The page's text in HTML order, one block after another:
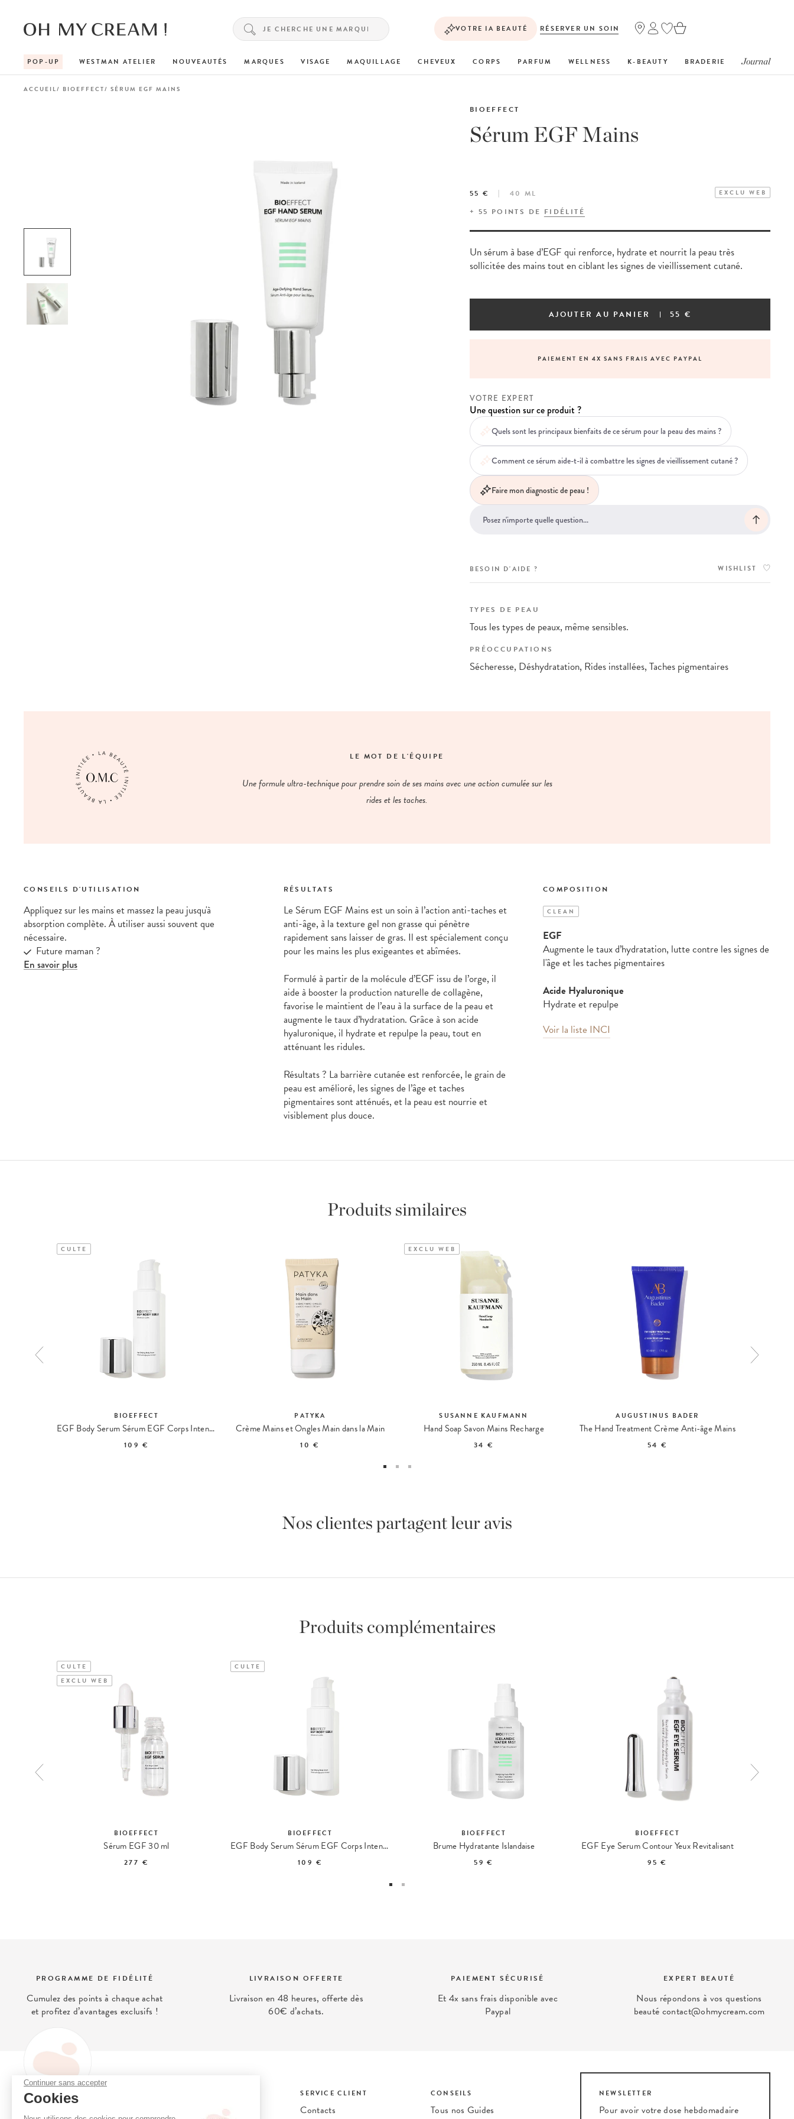
Continuer sans accepter
Cookies
VOTRE IA BEAUTÉ RÉSERVER UN SOIN
POP-UP WESTMAN ATELIER NOUVEAUTÉS MARQUES VISAGE MAQUILLAGE CHEVEUX CORPS PARFUM WELLNESS K-BEAUTY BRADERIE Journal
ACCUEIL BIOEFFECT SÉRUM EGF MAINS
Sérum EGF Mains
BIOEFFECT
55 € 40 ML EXCLU WEB
+ 55 POINTS DE FIDÉLITÉ
Un sérum à base d’EGF qui renforce, hydrate et nourrit la peau très
sollicitée des mains tout en ciblant les signes de vieillissement cutané.
AJOUTER AU PANIER 55 €
LIVRAISON OFFERTE DÈS 60€ D'ACHATS
VOTRE EXPERT
Une question sur ce produit ?
Quels sont les principaux bienfaits de ce sérum pour la peau des mains ?
Comment ce sérum aide-t-il à combattre les signes de vieillissement cutané ?
Faire mon diagnostic de peau !
BESOIN D'AIDE ? WISHLIST
TYPES DE PEAU
Tous les types de peaux, même sensibles.
PRÉOCCUPATIONS
Sécheresse, Déshydratation, Rides installées, Taches pigmentaires
LE MOT DE L'ÉQUIPE
Une formule ultra-technique pour prendre soin de ses mains avec une action cumulée sur les
rides et les taches.
CONSEILS D'UTILISATION RÉSULTATS COMPOSITION
Appliquez sur les mains et massez la peau jusqu'à
absorption complète. À utiliser aussi souvent que
nécessaire.
Future maman ?
En savoir plus
Le Sérum EGF Mains est un soin à l’action anti-taches et
anti-âge, à la texture gel non grasse qui pénètre
rapidement sans laisser de gras. Il est spécialement conçu
pour les mains les plus exigeantes et abîmées.
Formulé à partir de la molécule d’EGF issu de l’orge, il
aide à booster la production naturelle de collagène,
favorise le maintient de l’eau à la surface de la peau et
augmente le taux d’hydratation. Grâce à son acide
hyaluronique, il hydrate et repulpe la peau, tout en
atténuant les ridules.
Résultats ? La barrière cutanée est renforcée, le grain de
peau est amélioré, les signes de l’âge et taches
pigmentaires sont atténués, et la peau est nourrie et
visiblement plus douce.
CLEAN
EGF
Augmente le taux d’hydratation, lutte contre les signes de
l'âge et les taches pigmentaires
Acide Hyaluronique
Hydrate et repulpe
Voir la liste INCI
Produits similaires
CULTE
BIOEFFECT
EGF Body Serum Sérum EGF Corps Intensif
109 €
PATYKA
Crème Mains et Ongles Main dans la Main
10 €
EXCLU WEB
SUSANNE KAUFMANN
Hand Soap Savon Mains Recharge
34 €
AUGUSTINUS BADER
The Hand Treatment Crème Anti-âge Mains
54 €
Nos clientes partagent leur avis
Produits complémentaires
CULTE
EXCLU WEB
BIOEFFECT
Sérum EGF 30 ml
277 €
CULTE
BIOEFFECT
EGF Body Serum Sérum EGF Corps Intensif
109 €
BIOEFFECT
Brume Hydratante Islandaise
59 €
BIOEFFECT
EGF Eye Serum Contour Yeux Revitalisant
95 €
PROGRAMME DE FIDÉLITÉ
Cumulez des points à chaque achat
et profitez d’avantages exclusifs !
LIVRAISON OFFERTE
Livraison en 48 heures, offerte dès
60€ d’achats.
PAIEMENT SÉCURISÉ
Et 4x sans frais disponible avec
Paypal
EXPERT BEAUTÉ
Nous répondons à vos questions
beauté contact@ohmycream.com
Programme de fidélité
SERVICE CLIENT
Contacts
CONSEILS
Tous nos Guides
NEWSLETTER
Pour avoir votre dose hebdomadaire